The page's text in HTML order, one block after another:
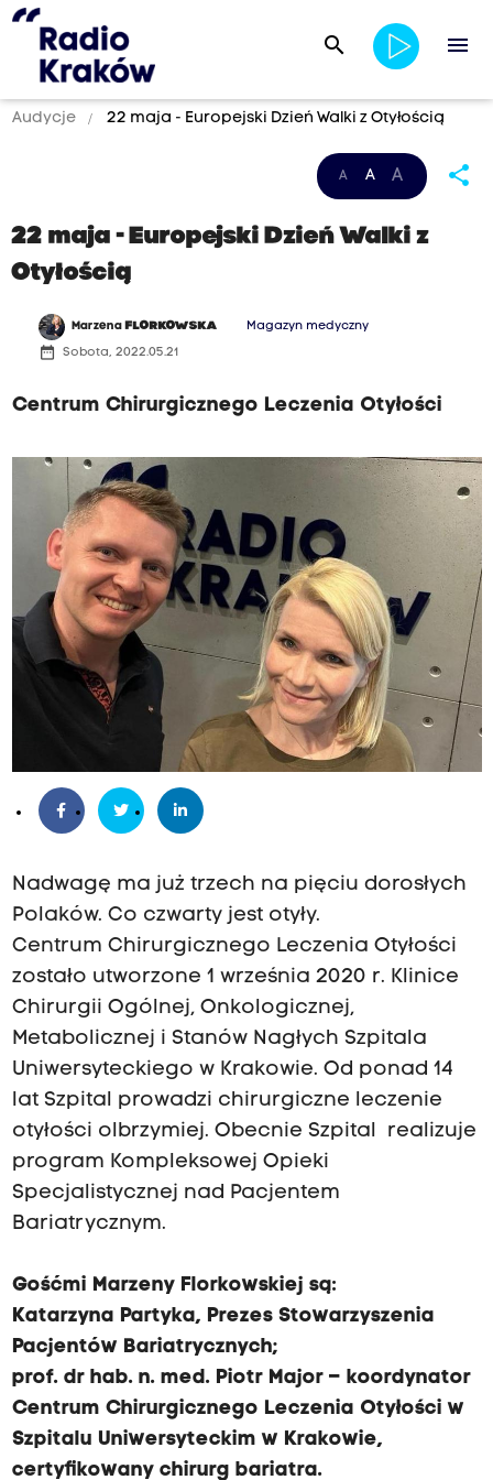
search menu
Audycje 22 maja - Europejski Dzień Walki z Otyłością
A A A share
22 maja - Europejski Dzień Walki z
Otyłością
Marzena FLORKOWSKA Magazyn medyczny
date_range Sobota, 2022.05.21
Centrum Chirurgicznego Leczenia Otyłości
Nadwagę ma już trzech na pięciu dorosłych
Polaków. Co czwarty jest otyły.
Centrum Chirurgicznego Leczenia Otyłości
zostało utworzone 1 września 2020 r. Klinice
Chirurgii Ogólnej, Onkologicznej,
Metabolicznej i Stanów Nagłych Szpitala
Uniwersyteckiego w Krakowie. Od ponad 14
lat Szpital prowadzi chirurgiczne leczenie
otyłości olbrzymiej. Obecnie Szpital realizuje
program Kompleksowej Opieki
Specjalistycznej nad Pacjentem
Bariatrycznym.
Gośćmi Marzeny Florkowskiej są:
Katarzyna Partyka, Prezes Stowarzyszenia
Pacjentów Bariatrycznych;
prof. dr hab. n. med. Piotr Major – koordynator
Centrum Chirurgicznego Leczenia Otyłości w
Szpitalu Uniwersyteckim w Krakowie,
certyfikowany chirurg bariatra.